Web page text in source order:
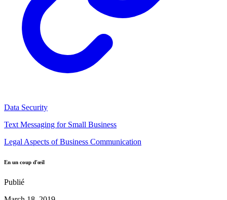
Data Security
Text Messaging for Small Business
Legal Aspects of Business Communication
En un coup d'œil
Publié